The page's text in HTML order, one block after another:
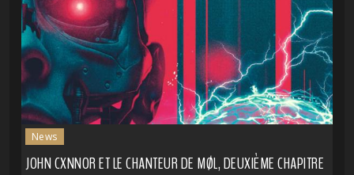
News
JOHN CXNNOR ET LE CHANTEUR DE MØL, DEUXIÈME CHAPITRE